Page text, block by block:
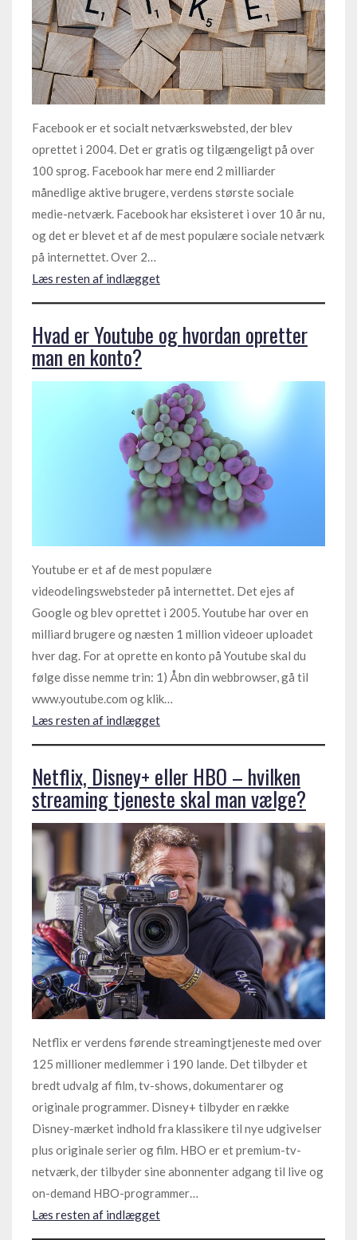
Facebook er et socialt netværkswebsted, der blev
oprettet i 2004. Det er gratis og tilgængeligt på over
100 sprog. Facebook har mere end 2 milliarder
månedlige aktive brugere, verdens største sociale
medie-netværk. Facebook har eksisteret i over 10 år nu,
og det er blevet et af de mest populære sociale netværk
på internettet. Over 2…
Læs resten af indlægget
Hvad er Youtube og hvordan opretter
man en konto?
Youtube er et af de mest populære
videodelingswebsteder på internettet. Det ejes af
Google og blev oprettet i 2005. Youtube har over en
milliard brugere og næsten 1 million videoer uploadet
hver dag. For at oprette en konto på Youtube skal du
følge disse nemme trin: 1) Åbn din webbrowser, gå til
www.youtube.com og klik…
Læs resten af indlægget
Netflix, Disney+ eller HBO – hvilken
streaming tjeneste skal man vælge?
Netflix er verdens førende streamingtjeneste med over
125 millioner medlemmer i 190 lande. Det tilbyder et
bredt udvalg af film, tv-shows, dokumentarer og
originale programmer. Disney+ tilbyder en række
Disney-mærket indhold fra klassikere til nye udgivelser
plus originale serier og film. HBO er et premium-tv-
netværk, der tilbyder sine abonnenter adgang til live og
on-demand HBO-programmer…
Læs resten af indlægget